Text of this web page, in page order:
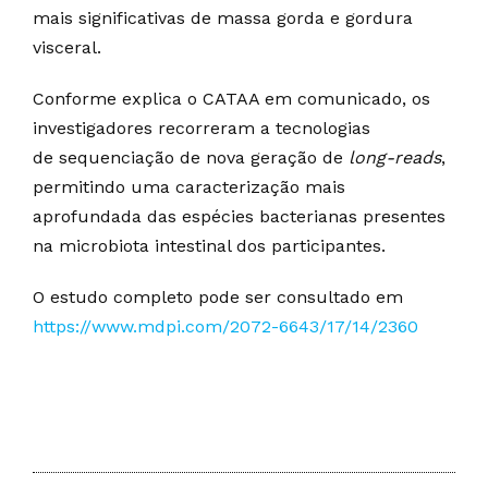
mais significativas de massa gorda e gordura
visceral.
Conforme explica o CATAA em comunicado, os
investigadores recorreram a tecnologias
de sequenciação de nova geração de long-reads,
permitindo uma caracterização mais
aprofundada das espécies bacterianas presentes
na microbiota intestinal dos participantes.
O estudo completo pode ser consultado em
https://www.mdpi.com/2072-6643/17/14/2360